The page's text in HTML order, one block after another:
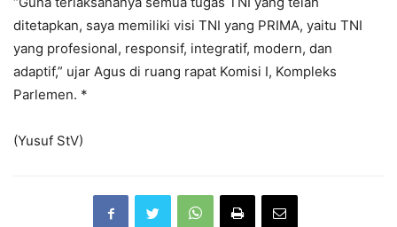
ditetapkan, saya memiliki visi TNI yang PRIMA, yaitu TNI
yang profesional, responsif, integratif, modern, dan
adaptif,” ujar Agus di ruang rapat Komisi I, Kompleks
Parlemen. *
(Yusuf StV)